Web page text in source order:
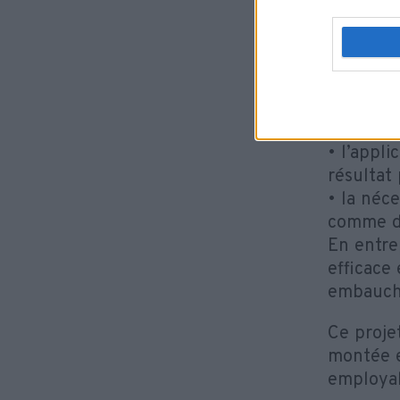
Au-
des
•
• le
leur
•
résultat
• la
comme
En
efficace
Ce
montée